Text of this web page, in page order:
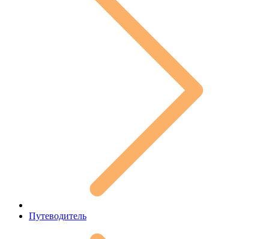
Путеводитель